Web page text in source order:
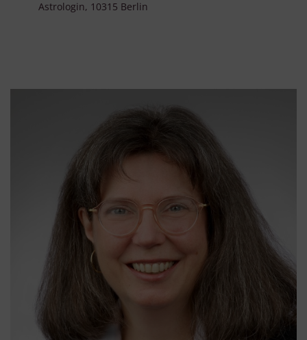
Astrologin, 10315 Berlin